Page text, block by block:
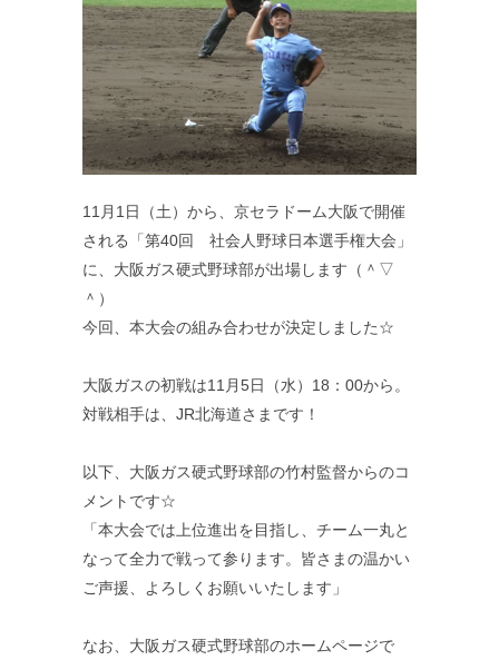
11月1日（土）から、京セラドーム大阪で開催
される「第40回 社会人野球日本選手権大会」
に、大阪ガス硬式野球部が出場します（＾▽
＾）
今回、本大会の組み合わせが決定しました☆
大阪ガスの初戦は11月5日（水）18：00から。
対戦相手は、JR北海道さまです！
以下、大阪ガス硬式野球部の竹村監督からのコ
メントです☆
「本大会では上位進出を目指し、チーム一丸と
なって全力で戦って参ります。皆さまの温かい
ご声援、よろしくお願いいたします」
なお、大阪ガス硬式野球部のホームページで